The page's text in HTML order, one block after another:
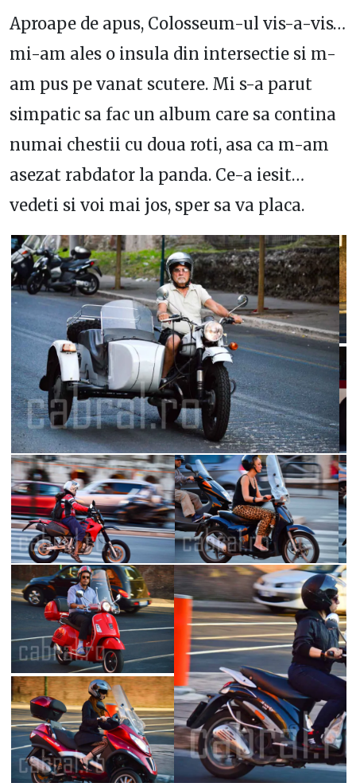
Aproape de apus, Colosseum-ul vis-a-vis…
mi-am ales o insula din intersectie si m-
am pus pe vanat scutere. Mi s-a parut
simpatic sa fac un album care sa contina
numai chestii cu doua roti, asa ca m-am
asezat rabdator la panda. Ce-a iesit…
vedeti si voi mai jos, sper sa va placa.